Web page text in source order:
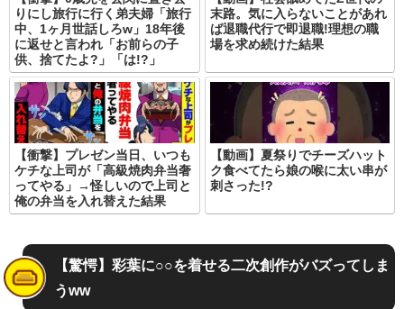
りにし旅行に行く弟夫婦「旅行
中、1ヶ月世話しろw」18年後
に返せと言われ「お前らの子
供、捨てたよ?」「は!?」
末路。気に入らないことがあれ
ば退職代行で即退職!理想の職
場を求め続けた結果
【衝撃】プレゼン当日、いつも
ケチな上司が「高級焼肉弁当奢
ってやる」→怪しいので上司と
俺の弁当を入れ替えた結果
【動画】夏祭りでチーズハット
ク食べてたら娘の喉に太い串が
刺さった!?
【驚愕】彩葉に○○を着せる二次創作がバズってしま
うww